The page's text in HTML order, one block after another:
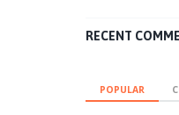
RECENT
POPULAR